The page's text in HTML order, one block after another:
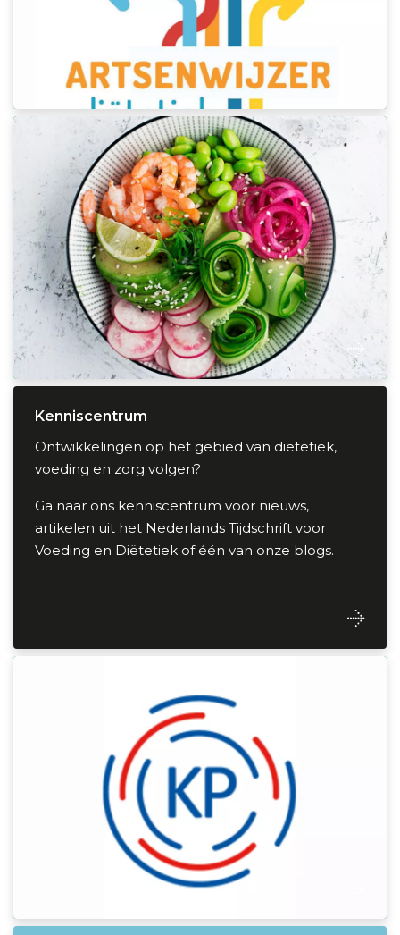
Kenniscentrum
Kenniscentrum
Ontwikkelingen op het gebied van diëtetiek,
voeding en zorg volgen?
Ga naar ons kenniscentrum voor nieuws,
artikelen uit het Nederlands Tijdschrift voor
Voeding en Diëtetiek of één van onze blogs.